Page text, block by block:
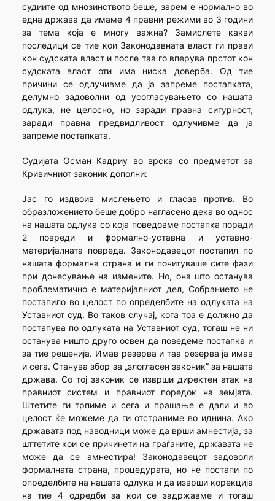
судиите од мнозинството беше, зарем е нормално во
една држава да имаме 4 правни режими во 3 години
за тема која е многу важна? Замислете какви
последици се тие кои Законодавната власт ги прави
кон судската власт и после таа го вперува прстот кон
судската власт оти има ниска доверба. Од тие
причини се одлучивме да ја запреме постапката,
делумно задоволни од усогласувањето со нашата
одлука, не целосно, но заради правна сигурност,
заради правна предвидливост одлучивме да ја
запреме постапката.
Судијата Осман Кадриу во врска со предметот за
Кривичниот законик дополни:
Jaс го издвоив мислењето и гласав против. Во
образложението беше добро нагласено дека во однос
на нашата одлука со која поведовме постапка поради
2 повреди и формално-уставна и уставно-
материјалната повреда. Законодавецот постапил по
нашата формална страна и ги почитуваше сите фази
при донесување на измените. Но, она што останува
проблематично е материјалниот дел, Собранието не
постапило во целост по определбите на одлуката на
Уставниот суд. Во таков случај, кога тоа е должно да
постапува по одлуката на Уставниот суд, тогаш не ни
останува ништо друго освен да поведеме постапка и
за тие решенија. Имав резерва и таа резерва ја имав
и сега. Станува збор за „злогласен законик” за нашата
држава. Со тој законик се изврши директен атак на
правниот систем и правниот поредок на земјата.
Штетите ги трпиме и сега и прашање е дали и во
целост ќе можеме да ги отстраниме во иднина. Ако
државата под наводници може да врши амнестија, за
шттетите кои се причинети на граѓаните, државата не
може да се амнестира! Законодавецот задоволи
формалната страна, процедурата, но не постапи по
определбите на нашата одлука и да изврши корекција
на тие 4 одредби за кои се задржавме и тогаш